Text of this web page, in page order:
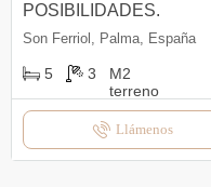
POSIBILIDADES.
Son Ferriol, Palma, España
5 3
Llámenos